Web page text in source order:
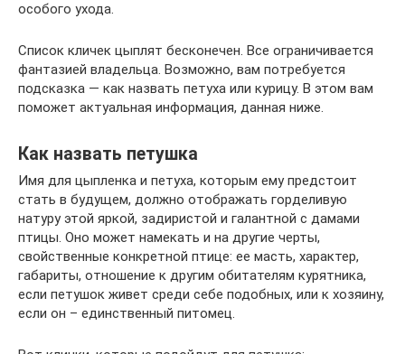
особого ухода.
Список кличек цыплят бесконечен. Все ограничивается
фантазией владельца. Возможно, вам потребуется
подсказка — как назвать петуха или курицу. В этом вам
поможет актуальная информация, данная ниже.
Как назвать петушка
Имя для цыпленка и петуха, которым ему предстоит
стать в будущем, должно отображать горделивую
натуру этой яркой, задиристой и галантной с дамами
птицы. Оно может намекать и на другие черты,
свойственные конкретной птице: ее масть, характер,
габариты, отношение к другим обитателям курятника,
если петушок живет среди себе подобных, или к хозяину,
если он – единственный питомец.